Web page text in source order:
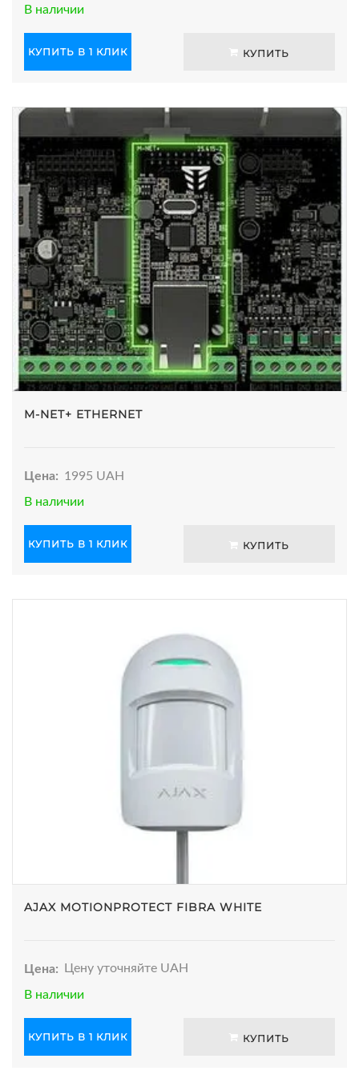
В наличии
КУПИТЬ В 1 КЛИК КУПИТЬ
M-NET+ ETHERNET
Цена: 1995 UAH
В наличии
КУПИТЬ В 1 КЛИК КУПИТЬ
AJAX MOTIONPROTECT FIBRA WHITE
Цена:
Цену уточняйте UAH
В наличии
КУПИТЬ В 1 КЛИК КУПИТЬ